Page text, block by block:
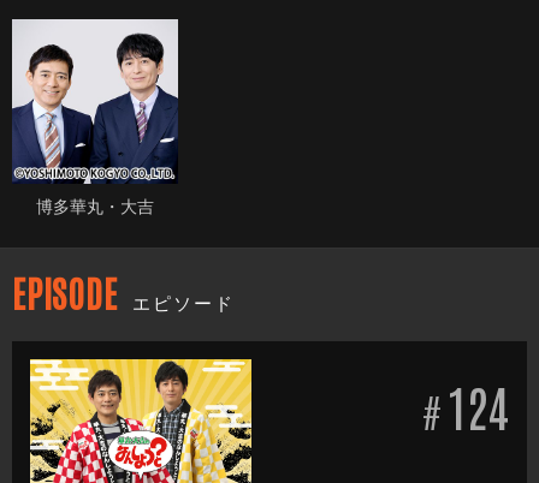
博多華丸・大吉
EPISODE エピソード
#124